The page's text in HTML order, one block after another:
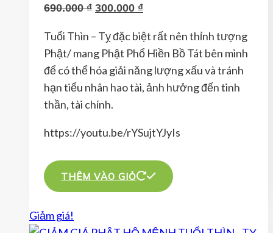
690.000₫ Giá
là:
690.000 ₫.
300.000 ₫Giá
tại
là:
300.000 ₫.
Tuổi Thìn – Tỵ đặc biệt rất nên thỉnh tượng
Phật/ mang Phật Phổ Hiền Bồ Tát bên mình
để có thể hóa giải năng lượng xấu và tránh
hạn tiểu nhân hao tài, ảnh hưởng đến tinh
thần, tài chính.
https://youtu.be/rYSujtYJyIs
THÊM VÀO GIỎ
Giảm giá!